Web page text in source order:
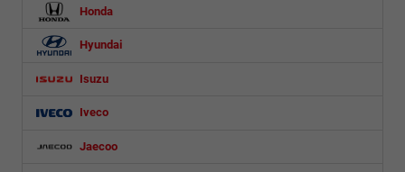
Honda
Hyundai
Isuzu
Iveco
Jaecoo